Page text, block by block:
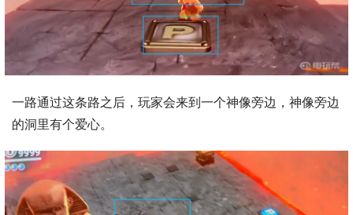
一路通过这条路之后，玩家会来到一个神像旁边，神像旁边
的洞里有个爱心。